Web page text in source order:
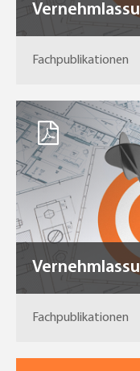
Fachpublikationen
Fachpublikationen